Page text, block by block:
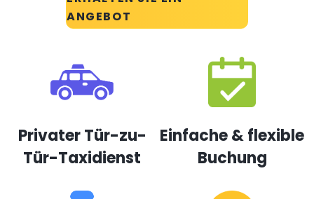
ANGEBOT
Privater Tür-zu-
Tür-Taxidienst
Einfache & flexible
Buchung